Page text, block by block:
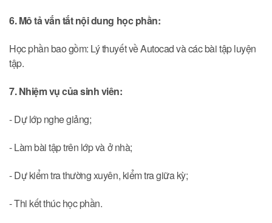
6. Mô tả vắn tắt nội dung học phần:
Học phần bao gồm: Lý thuyết về Autocad và các bài tập luyện
tập.
7. Nhiệm vụ của sinh viên:
- Dự lớp nghe giảng;
- Làm bài tập trên lớp và ở nhà;
- Dự kiểm tra thường xuyên, kiểm tra giữa kỳ;
- Thi kết thúc học phần.